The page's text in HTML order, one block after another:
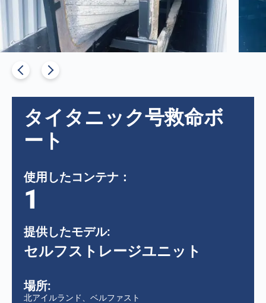
タイタニック号救命ボ
ート
使用したコンテナ：
1
提供したモデル:
セルフストレージユニット
場所:
北アイルランド、ベルファスト